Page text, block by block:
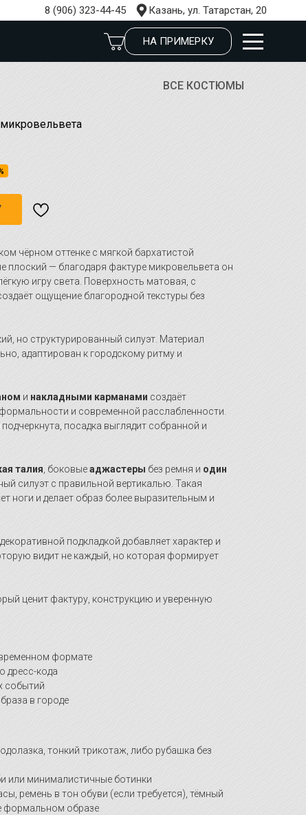
8 (906) 323-44-45 Казань, ул. Татарстан, 20
НА ПРИМЕРКУ
ВСЕ КОСТЮМЫ
чёрном оттенке с мягкой бархатистой
плоский — благодаря фактуре микровельвета он
игру света. Поверхность матовая, с
ощущение благородной текстуры без
но структурированный силуэт. Материал
адаптирован к городскому ритму и
инакладными карманами создаёт
и современной расслабленности.
посадка выглядит собранной и
талия, боковыеаджастеры без ремня иодин
силуэт с правильной вертикалью. Такая
ноги и делает образ более выразительным и
подкладкой добавляет характер и
видит не каждый, но которая формирует
ценит фактуру, конструкцию и уверенную
формате
дресс-кода
событий
в городе
тонкий трикотаж, либо рубашка без
или минималистичные ботинки
ремень в тон обуви (если требуется), тёмный
формальном образе